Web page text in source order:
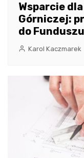
Wsparcie
Górniczej:
do
Karol Kaczmarek